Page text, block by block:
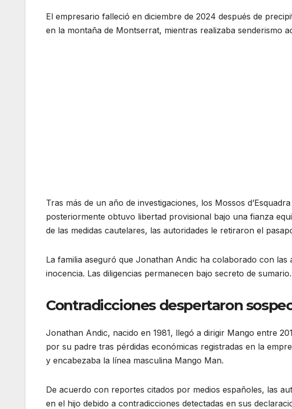
El empresario falleció en diciembre de 2024 después de
en la montaña de Montserrat, mientras realizaba senderismo
Tras más de un año de investigaciones, los Mossos
posteriormente obtuvo libertad provisional bajo una fianza
de las medidas cautelares, las autoridades le retiraron el
La familia aseguró que Jonathan Andic ha colaborado con
inocencia. Las diligencias permanecen bajo secreto de sumario.
Contradicciones despertaron
Jonathan Andic, nacido en 1981, llegó a dirigir Mango entre
por su padre tras pérdidas económicas registradas en la
y encabezaba la línea masculina Mango Man.
De acuerdo con reportes citados por medios españoles, las
en el hijo debido a contradicciones detectadas en sus